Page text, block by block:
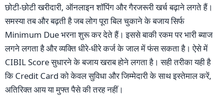
छोटी-छोटी खरीदारी, ऑनलाइन शॉपिंग और गैरजरूरी खर्च बढ़ाने लगते हैं।
समस्या तब और बढ़ती है जब लोग पूरा बिल चुकाने के बजाय सिर्फ
Minimum Due भरना शुरू कर देते हैं। इससे बाकी रकम पर भारी ब्याज
लगने लगता है और व्यक्ति धीरे-धीरे कर्ज के जाल में फंस सकता है। ऐसे में
CIBIL Score सुधारने के बजाय खराब होने लगता है। सही तरीका यही है
कि Credit Card को केवल सुविधा और जिम्मेदारी के साथ इस्तेमाल करें,
अतिरिक्त आय या मुफ्त पैसे की तरह नहीं।